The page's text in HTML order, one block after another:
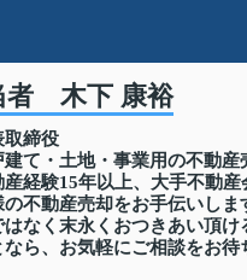
者 木下 康裕
取締役
て・土地・事業用の不動産
経験15年以上、大手不動産
不動産売却をお手伝いしま
なく末永くおつきあい頂け
ら、お気軽にご相談をお待